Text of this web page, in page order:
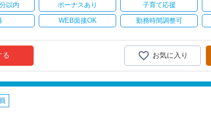
境＞
％以上
以上
得率100％
入済み
ニタ完備
2500社以上
定基盤
・学校法人まで対応
以内 ボーナスあり 子育て応援
WEB面接OK 勤務時間調整可
る お気に入り